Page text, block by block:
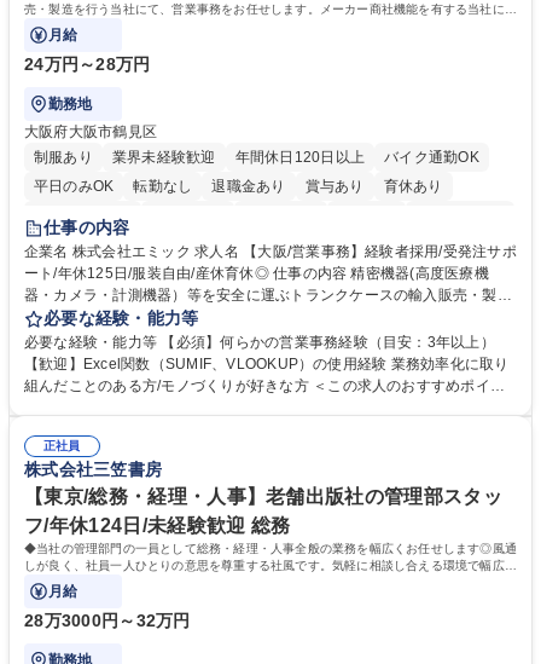
売・製造を行う当社にて、営業事務をお任せします。メーカー商社機能を有する当社に
て、ご経験を活かしていただきます。
月給
24万円～28万円
勤務地
大阪府大阪市鶴見区
制服あり
業界未経験歓迎 年間休日120日以上
バイク通勤OK
平日のみOK
転勤なし 退職金あり 賞与あり
育休あり
完全週休2日制
仕事の内容
企業名 株式会社エミック 求人名 【大阪/営業事務】経験者採用/受発注サポ
ート/年休125日/服装自由/産休育休◎ 仕事の内容 精密機器(高度医療機
器・カメラ・計測機器）等を安全に運ぶトランクケースの輸入販売・製造
を行う当社にて、営業事務をお任せします。メーカー商社機能を有する当
社にて、ご経験を活かしていただきます。 ・営業サポート（見積回答・資
料作成・納期回答） ・お客様対応（電話・メール） ・システム入力（各
帳票入力発行・売上仕入計上） ・受発注対応（在庫管理・出入荷対応）
休125日/服装自由/産休育休◎
必要な経験・能力等
必要な経験・能力等 【必須】何らかの営業事務経験（目安：3年以上）
【歓迎】Excel関数（SUMIF、VLOOKUP）の使用経験 業務効率化に取り
組んだことのある方/モノづくりが好きな方 ＜この求人のおすすめポイン
◎ 【3】産休育休取得実績があるからライフイベントも安心してお迎え可
能 【4】役員（女性）が従業員の働きやすさを第一に考えており、ストレ
スフリーな環境でお仕事が可能！従業員満足度も高く末永く就業が可能 学
歴・資格 学歴：大学院 大学 高専 短大 専修学校 高校 語学力： 資格：
正社員
株式会社三笠書房
【東京/総務・経理・人事】老舗出版社の管理部スタッ
フ/年休124日/未経験歓迎 総務
◆当社の管理部門の一員として総務・経理・人事全般の業務を幅広くお任せします◎風通
しが良く、社員一人ひとりの意思を尊重する社風です。気軽に相談し合える環境で幅広い
バックオフィス業務を習得いただきます。
月給
28万3000円～32万円
勤務地